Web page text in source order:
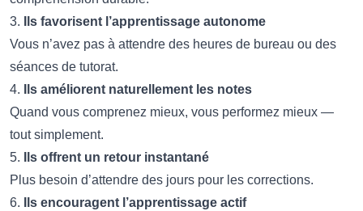
3.
Ils favorisent l’apprentissage autonome
Vous n’avez pas à attendre des heures de bureau ou des
séances de tutorat.
4.
Ils améliorent naturellement les notes
Quand vous comprenez mieux, vous performez mieux —
tout simplement.
5.
Ils offrent un retour instantané
Plus besoin d’attendre des jours pour les corrections.
6.
Ils encouragent l’apprentissage actif